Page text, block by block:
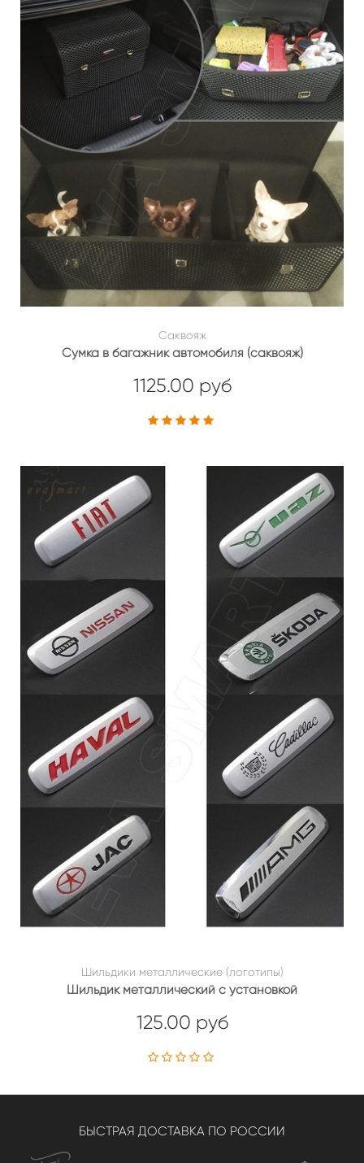
Саквояж
Сумка в багажник автомобиля (саквояж)
1125.00 руб
Шильдики металлические (логотипы)
Шильдик металлический с установкой
125.00 руб
БЫСТРАЯ ДОСТАВКА ПО РОССИИ